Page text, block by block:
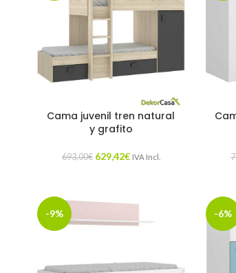
Cama juvenil tren natural
y grafito
693,00€ 629,42€ IVA Incl.
-9% -6%